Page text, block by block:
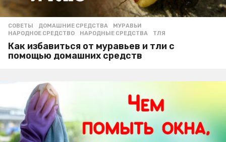
СОВЕТЫ ДОМАШНИЕ СРЕДСТВА ,МУРАВЬИ
НАРОДНОЕ СРЕДСТВО
,НАРОДНЫЕ СРЕДСТВА ,ТЛЯ
Как избавиться от муравьев и тли с
помощью домашних средств